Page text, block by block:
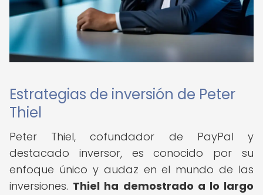
Estrategias de inversión de Peter
Thiel
Peter Thiel, cofundador de PayPal y
destacado inversor, es conocido por su
enfoque único y audaz en el mundo de las
inversiones. Thiel ha demostrado a lo largo